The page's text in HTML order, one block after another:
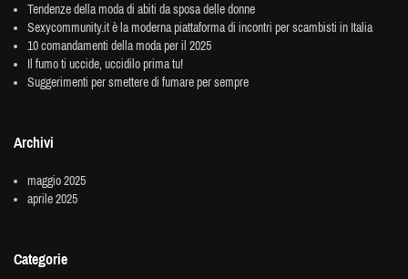
Tendenze della moda di abiti da sposa delle donne
Sexycommunity.it è la moderna piattaforma di incontri per scambisti in Italia
10 comandamenti della moda per il 2025
Il fumo ti uccide, uccidilo prima tu!
Suggerimenti per smettere di fumare per sempre
Archivi
maggio 2025
aprile 2025
Categorie